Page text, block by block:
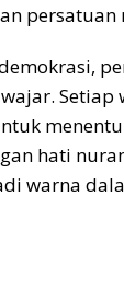
persatuan
hati
warna